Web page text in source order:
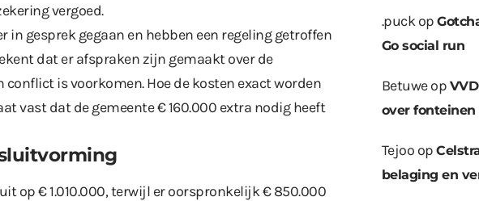
vergoed.
in gesprek gegaan en hebben een regeling getroffen
dat er afspraken zijn gemaakt over de
is voorkomen. Hoe de kosten exact worden
vast dat de gemeente € 160.000 extra nodig heeft
op € 1.010.000, terwijl er oorspronkelijk € 850.000
.puckop
Go social run
Betuweop
over
Tejoo op
belaging en